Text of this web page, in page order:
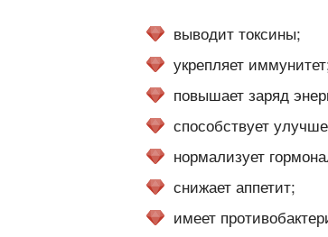
выводит токсины;
укрепляет
повышает заряд
способствует
нормализует
снижает аппетит;
имеет